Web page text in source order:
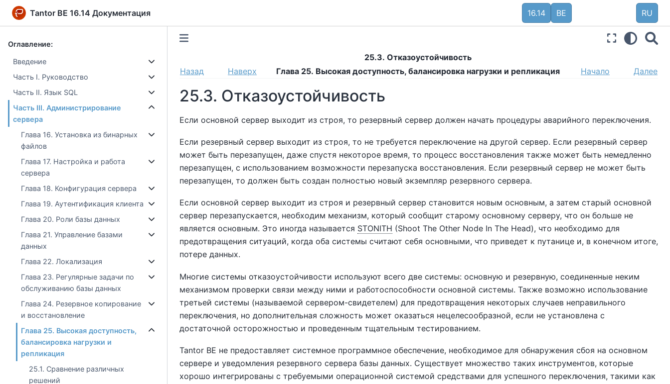
Tantor BE 16.14 Документация 16.14 BE RU
Оглавление:
Введение
Часть I. Руководство
Часть II. Язык SQL
Часть III. Администрирование
сервера
Глава 16. Установка из бинарных
файлов
Глава 17. Настройка и работа
сервера
Глава 18. Конфигурация сервера
Глава 19. Аутентификация клиента
Глава 20. Роли базы данных
Глава 21. Управление базами
данных
Глава 22. Локализация
Глава 23. Регулярные задачи по
обслуживанию базы данных
Глава 24. Резервное копирование
и восстановление
Глава 25. Высокая доступность,
балансировка нагрузки и
репликация
25.1. Сравнение различных
решений
25.3. Отказоустойчивость
Назад
Наверх Глава 25. Высокая доступность, балансировка нагрузки и репликация Начало Далее
25.3. Отказоустойчивость
Если основной сервер выходит из строя, то резервный сервер должен начать процедуры аварийного переключения.
Если резервный сервер выходит из строя, то не требуется переключение на другой сервер. Если резервный сервер
может быть перезапущен, даже спустя некоторое время, то процесс восстановления также может быть немедленно
перезапущен, с использованием возможности перезапуска восстановления. Если резервный сервер не может быть
перезапущен, то должен быть создан полностью новый экземпляр резервного сервера.
Если основной сервер выходит из строя и резервный сервер становится новым основным, а затем старый основной
сервер перезапускается, необходим механизм, который сообщит старому основному серверу, что он больше не
является основным. Это иногда называется STONITH (Shoot The Other Node In The Head), что необходимо для
предотвращения ситуаций, когда оба системы считают себя основными, что приведет к путанице и, в конечном итоге,
потере данных.
Многие системы отказоустойчивости используют всего две системы: основную и резервную, соединенные неким
механизмом проверки связи между ними и работоспособности основной системы. Также возможно использование
третьей системы (называемой сервером-свидетелем) для предотвращения некоторых случаев неправильного
переключения, но дополнительная сложность может оказаться нецелесообразной, если не установлена с
достаточной осторожностью и проведенным тщательным тестированием.
Tantor BE не предоставляет системное программное обеспечение, необходимое для обнаружения сбоя на основном
сервере и уведомления резервного сервера базы данных. Существует множество таких инструментов, которые
хорошо интегрированы с требуемыми операционной системой средствами для успешного переключения, такими как